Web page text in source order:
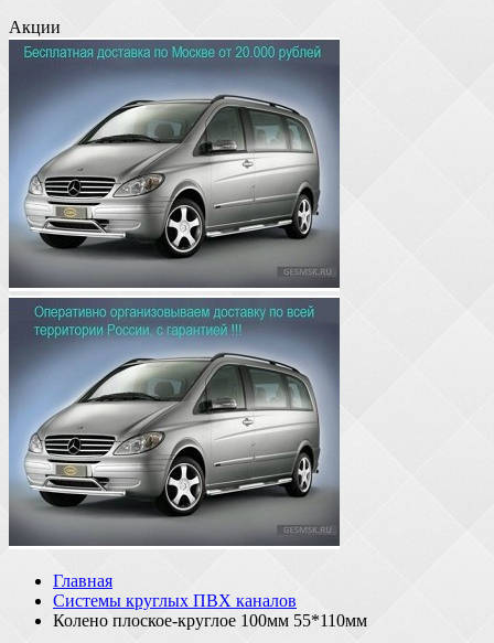
Акции
Главная
Системы круглых ПВХ каналов
Колено плоское-круглое 100мм 55*110мм